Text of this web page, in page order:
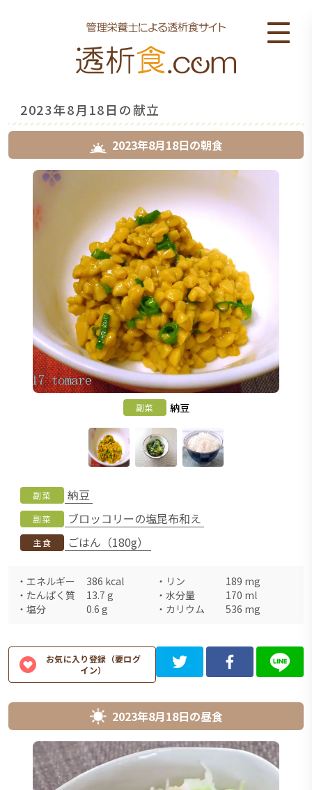
2023年8月18日の献立
2023年8月18日の朝食
副菜 納豆
副菜 納豆
副菜 ブロッコリーの塩昆布和え
主食 ごはん（180g）
・ エネルギー 386 kcal ・ リン 189 mg
・ たんぱく質 13.7 g ・ 水分量 170 ml
・ 塩分 0.6 g ・ カリウム 536 mg
お気に入り登録（要ログ
イン）
2023年8月18日の昼食